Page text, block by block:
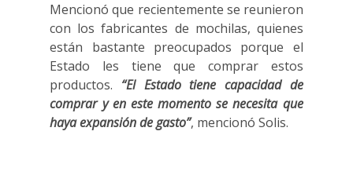
Mencionó que recientemente se reunieron
con los fabricantes de mochilas, quienes
están bastante preocupados porque el
Estado les tiene que comprar estos
productos. “El Estado tiene capacidad de
comprar y en este momento se necesita que
haya expansión de gasto”, mencionó Solis.